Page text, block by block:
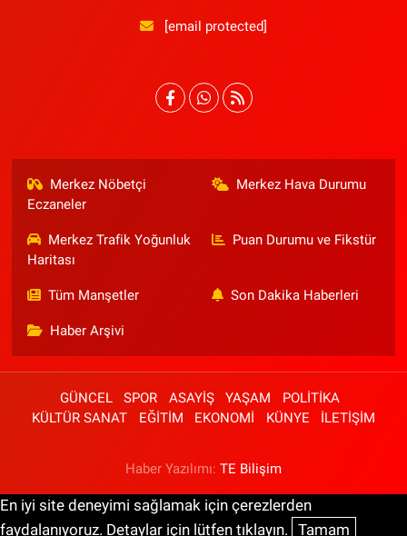
[email protected]
Merkez Nöbetçi
Eczaneler
Merkez Hava Durumu
Merkez Trafik Yoğunluk
Haritası
Puan Durumu ve Fikstür
Tüm Manşetler Son Dakika Haberleri
Haber Arşivi
GÜNCEL SPOR ASAYİŞ YAŞAM
POLİTİKA
KÜLTÜR SANAT
EĞİTİM EKONOMİ KÜNYE İLETİŞİM
Haber Yazılımı: TE Bilişim
En iyi site deneyimi sağlamak için çerezlerden
faydalanıyoruz. Detaylar için lütfen tıklayın. Tamam